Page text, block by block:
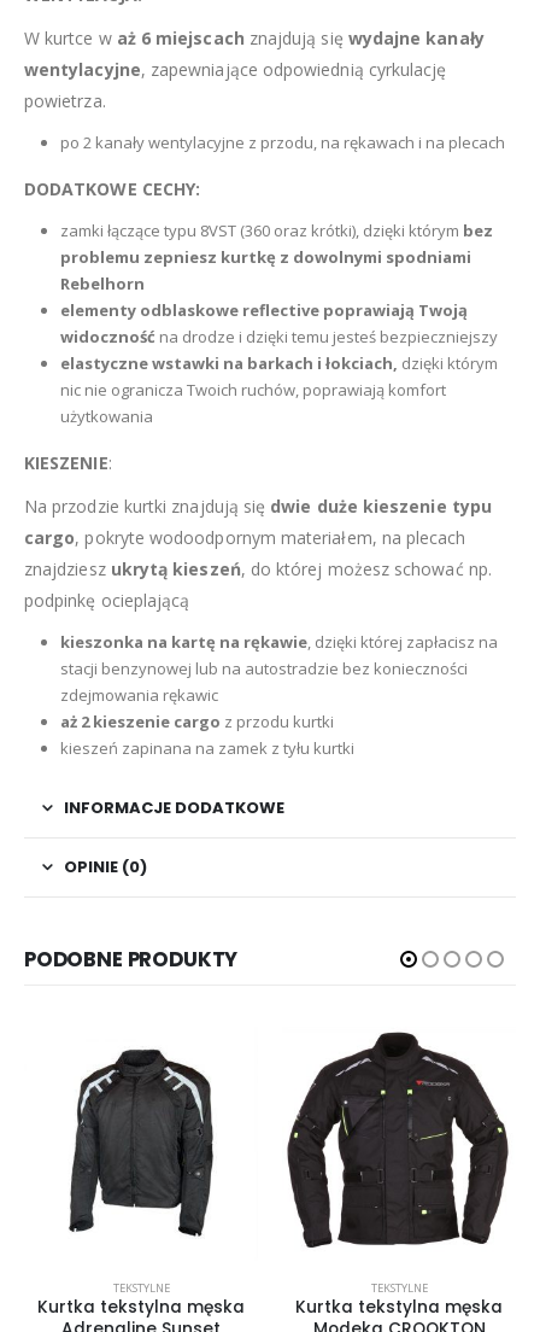
W kurtce w aż 6 miejscach znajdują się wydajne kanały
wentylacyjne, zapewniające odpowiednią cyrkulację
powietrza.
po 2 kanały wentylacyjne z przodu, na rękawach i na plecach
DODATKOWE CECHY:
zamki łączące typu 8VST (360 oraz krótki), dzięki którym bez
problemu zepniesz kurtkę z dowolnymi spodniami
Rebelhorn
elementy odblaskowe reflective poprawiają Twoją
widoczność na drodze i dzięki temu jesteś bezpieczniejszy
elastyczne wstawki na barkach i łokciach, dzięki którym
nic nie ogranicza Twoich ruchów, poprawiają komfort
użytkowania
KIESZENIE:
Na przodzie kurtki znajdują się dwie duże kieszenie typu
cargo, pokryte wodoodpornym materiałem, na plecach
znajdziesz ukrytą kieszeń, do której możesz schować np.
podpinkę ocieplającą
kieszonka na kartę na rękawie, dzięki której zapłacisz na
stacji benzynowej lub na autostradzie bez konieczności
zdejmowania rękawic
aż 2 kieszenie cargo z przodu kurtki
kieszeń zapinana na zamek z tyłu kurtki
INFORMACJE DODATKOWE
OPINIE (0)
PODOBNE PRODUKTY
TEKSTYLNE
Kurtka tekstylna męska
TEKSTYLNE
Kurtka tekstylna męska